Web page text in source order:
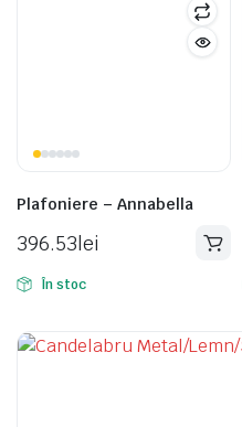
Plafoniere – Annabella
396.53lei
În stoc